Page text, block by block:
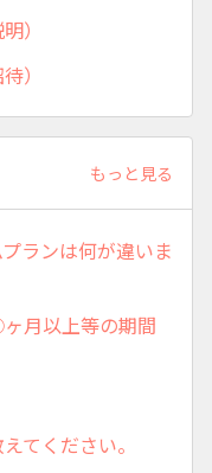
）
）
もっと見る
ランは何が違いま
月以上等の期間
てください。